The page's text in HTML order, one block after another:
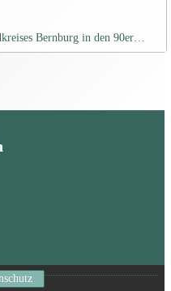
Bernburg in den 90er…